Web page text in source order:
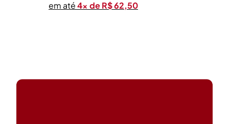
em até4x de R$ 62,50